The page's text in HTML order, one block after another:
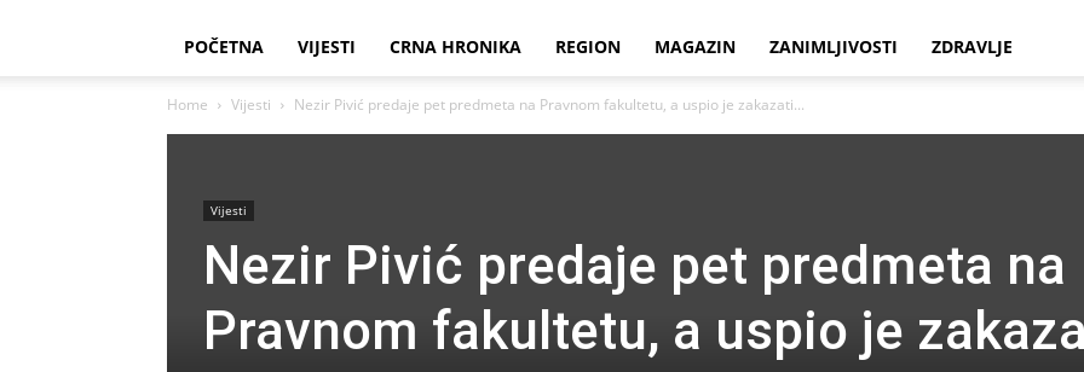
POČETNA VIJESTI CRNA HRONIKA REGION MAGAZIN ZANIMLJIVOSTI ZDRAVLJE
Home Vijesti Nezir Pivić predaje pet predmeta na Pravnom fakultetu, a uspio je zakazati...
Vijesti
Nezir Pivić predaje pet predmeta na
Pravnom fakultetu, a uspio je